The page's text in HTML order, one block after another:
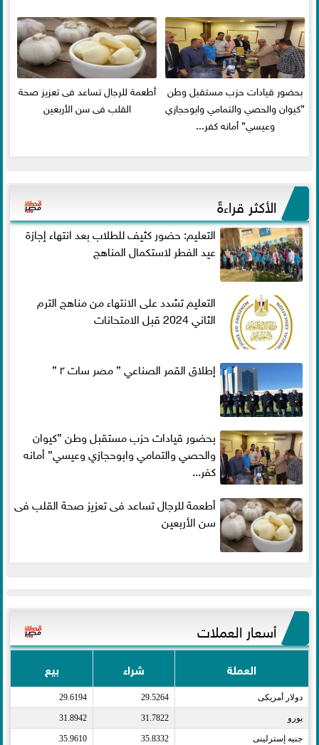
بحضور قيادات حزب مستقبل وطن
”كيوان والحصي والتمامي وابوحجازي
وعيسي” أمانه كفر...
أطعمة للرجال تساعد فى تعزيز صحة
القلب فى سن الأربعين
الأكثر قراءةً
التعليم: حضور كثيف للطلاب بعد انتهاء إجازة
عيد الفطر لاستكمال المناهج
التعليم تشدد على الانتهاء من مناهج الترم
الثاني 2024 قبل الامتحانات
إطلاق القمر الصناعي ” مصر سات ٢ ”
بحضور قيادات حزب مستقبل وطن ”كيوان
والحصي والتمامي وابوحجازي وعيسي” أمانه
كفر...
أطعمة للرجال تساعد فى تعزيز صحة القلب فى
سن الأربعين
أسعار العملات
العملة شراء بيع
دولار أمريكى​ 29.5264
29.6194
يورو​ 31.7822
31.8942
جنيه إسترلينى​ 35.8332
35.9610